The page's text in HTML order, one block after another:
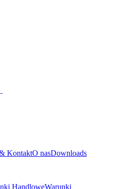
KontaktO nasDownloads
HandloweWarunki